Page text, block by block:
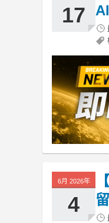
17
6月 2026年
4